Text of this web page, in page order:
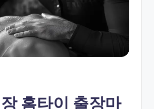
홈타이 출장마